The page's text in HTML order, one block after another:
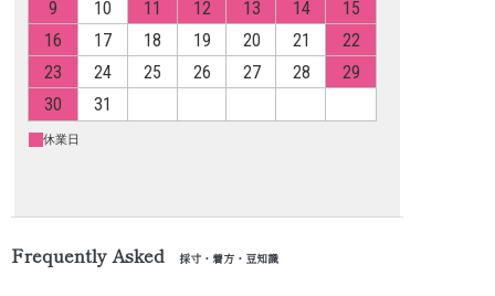
Frequently Asked 採寸・着方・豆知識